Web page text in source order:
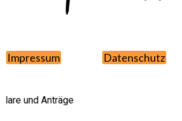
Impressum Datenschutz
und Anträge